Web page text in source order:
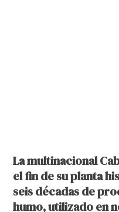
La multinacional
el fin de su planta
seis décadas de
humo, utilizado en